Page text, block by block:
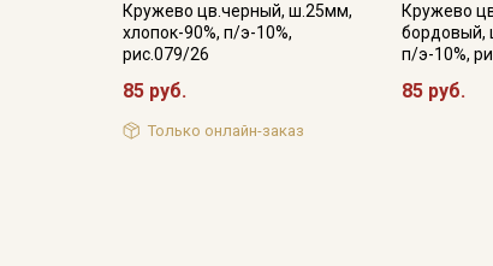
Кружево цв.черный, ш.25мм,
хлопок-90%, п/э-10%,
рис.079/26
85 руб.
Только онлайн-заказ
Кружево
бордовый,
п/э-10%,
85 руб.